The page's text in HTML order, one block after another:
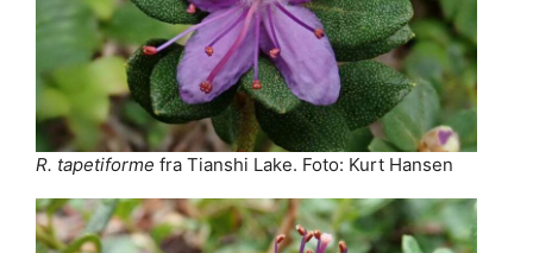
R. tapetiforme fra Tianshi Lake. Foto: Kurt Hansen